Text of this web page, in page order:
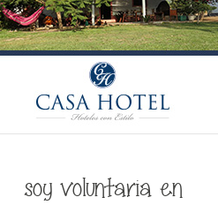
soy voluntaria en